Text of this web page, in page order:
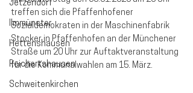
Jetzendorf
Ilmmünster
Hettenshausen
Reichertshausen
Schweitenkirchen
treffen sich die Pfaffenhofener
Sozialdemokraten in der Maschinenfabrik
Stocker in Pfaffenhofen an der Münchener
Straße um 20 Uhr zur Auftaktveranstaltung
für die Kommunalwahlen am 15. März.